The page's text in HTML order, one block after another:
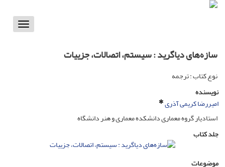
Toggle
سازه‌های دﯾﺎﮔﺮﯾﺪ : ﺳﯿﺴﺘﻢ، اﺗﺼﺎﻻت، ﺟﺰﯾﯿﺎت
نوع کتاب : ترجمه
نویسنده
امیررضا کریمی آذری
استادیار گروه معماری دانشکده معماری و هنر دانشگاه
جلد کتاب
موضوعات